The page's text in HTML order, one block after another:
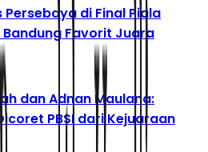
Persebaya di Final Piala
Bandung Favorit Juara
dan Adnan Maulana:
PBSI dari Kejuaraan